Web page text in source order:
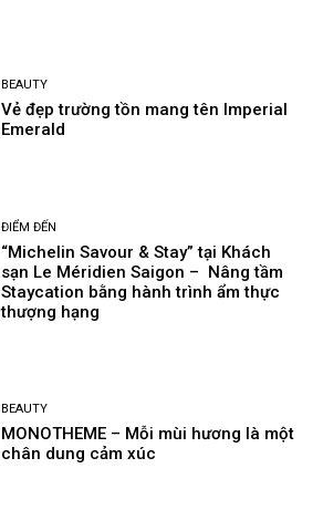
BEAUTY
Vẻ đẹp trường tồn mang tên Imperial
Emerald
ĐIỂM ĐẾN
“Michelin Savour & Stay” tại Khách
sạn Le Méridien Saigon – Nâng tầm
Staycation bằng hành trình ẩm thực
thượng hạng
BEAUTY
MONOTHEME – Mỗi mùi hương là một
chân dung cảm xúc